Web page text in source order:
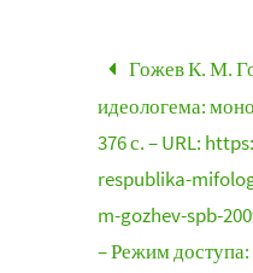
Гожев К. М.
идеологема:
376 с. – URL:
respublika-
m-gozhev-spb-
– Режим доступа: